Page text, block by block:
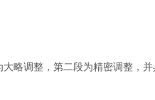
略调整，第二段为精密调整，